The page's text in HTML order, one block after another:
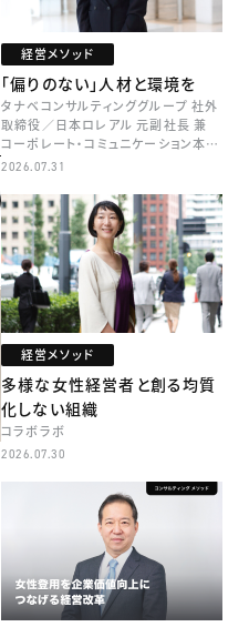
経営メソッド
「偏りのない」人材と環境を
タナベコンサルティンググループ 社外
取締役／日本ロレアル 元副社長 兼
コーポレート・コミュニケーション本部
本部長／キャリアコンサルタント 井村
2026.07.31
経営メソッド
多様な女性経営者と創る均質
化しない組織
コラボラボ
2026.07.30